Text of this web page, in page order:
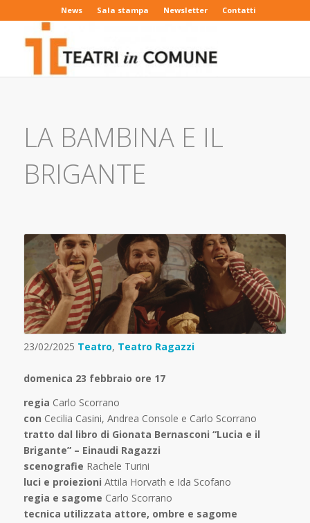
News Sala stampa Newsletter Contatti
LA BAMBINA E IL
BRIGANTE
23/02/2025 Teatro, Teatro Ragazzi
domenica 23 febbraio ore 17
regia Carlo Scorrano
con Cecilia Casini, Andrea Console e Carlo Scorrano
tratto dal libro di Gionata Bernasconi “Lucia e il
Brigante” – Einaudi Ragazzi
scenografie Rachele Turini
luci e proiezioni Attila Horvath e Ida Scofano
regia e sagome Carlo Scorrano
tecnica utilizzata attore, ombre e sagome